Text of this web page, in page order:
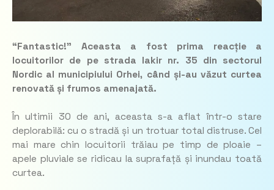
“Fantastic!” Aceasta a fost prima reacție a
locuitorilor de pe strada Iakir nr. 35 din sectorul
Nordic al municipiului Orhei, când și-au văzut curtea
renovată și frumos amenajată.
În ultimii 30 de ani, aceasta s-a aflat într-o stare
deplorabilă: cu o stradă și un trotuar total distruse. Cel
mai mare chin locuitorii trăiau pe timp de ploaie –
apele pluviale se ridicau la suprafață și inundau toată
curtea.